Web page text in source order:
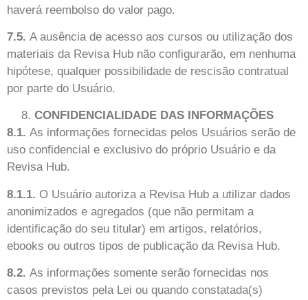
haverá reembolso do valor pago.
7.5. A ausência de acesso aos cursos ou utilização dos
materiais da Revisa Hub não configurarão, em nenhuma
hipótese, qualquer possibilidade de rescisão contratual
por parte do Usuário.
CONFIDENCIALIDADE DAS INFORMAÇÕES
8.1. As informações fornecidas pelos Usuários serão de
uso confidencial e exclusivo do próprio Usuário e da
Revisa Hub.
8.1.1. O Usuário autoriza a Revisa Hub a utilizar dados
anonimizados e agregados (que não permitam a
identificação do seu titular) em artigos, relatórios,
ebooks ou outros tipos de publicação da Revisa Hub.
8.2. As informações somente serão fornecidas nos
casos previstos pela Lei ou quando constatada(s)